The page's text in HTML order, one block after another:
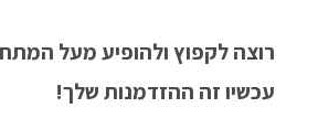
רוצה לקפוץ ולהופיע מעל
עכשיו זה ההזדמנות שלך!